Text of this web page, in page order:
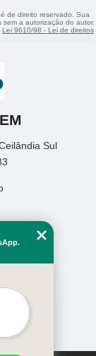
de direito reservado. Sua
a autorização do autor.
Lei 9610/98 - Lei de direitos
Sul